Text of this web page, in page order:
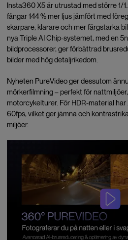
Insta360 X5 är utrustad med större 1/
fångar 144 % mer ljus jämfört med
skarpare, klarare och mer färgstarka
nya Triple AI Chip-systemet, med en
bildprocessorer, ger förbättrad
bilder med hög detaljrikedom.
Nyheten PureVideo ger dessutom
mörkerfilmning – perfekt för
motorcykelturer. För HDR-material
60fps, vilket ger jämna och
miljöer.